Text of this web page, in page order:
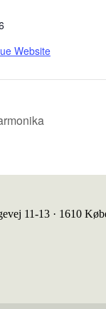
Website
11-13 · 1610